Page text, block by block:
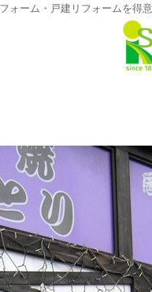
ォーム・戸建リフォームを得